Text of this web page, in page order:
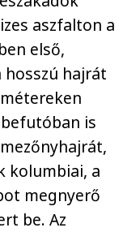
aszfalton a
első,
hosszú hajrát
is
kolumbiai, a
megnyerő
be. Az